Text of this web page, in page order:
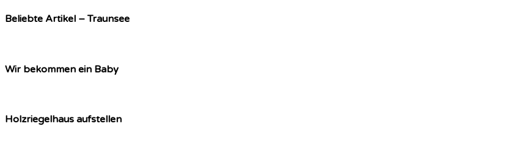
Beliebte Artikel – Traunsee
Wir bekommen ein Baby
Holzriegelhaus aufstellen